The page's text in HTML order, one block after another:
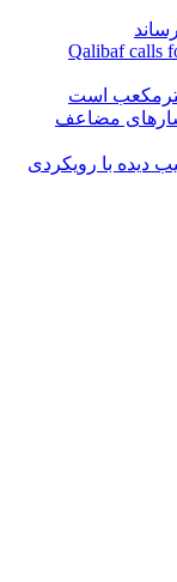
Qalibaf calls
فشارهای مضاعف
دیده با رویکردی